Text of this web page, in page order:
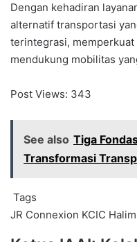
Dengan kehadiran
alternatif transportasi
terintegrasi,
mendukung mobilitas
Post Views: 343
See also Tiga
Transformasi
Tags
JR Connexion KCIC Halim